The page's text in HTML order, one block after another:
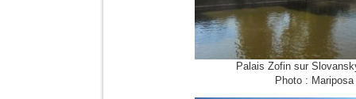
Palais Zofin sur
Photo : Mariposa